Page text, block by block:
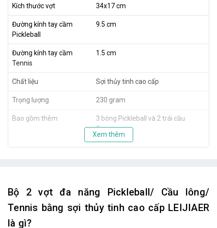
Kích thước vợt 34x17 cm
Đường kính tay cầm
Pickleball
9.5 cm
Đường kính tay cầm
Tennis
1.5 cm
Chất liệu Sợi thủy tinh cao cấp
Trọng lượng 230 gram
Bao gồm thêm
3 bóng Pickleball và 2 trái cầu
Tennis
Xem thêm
Bộ 2 vợt đa năng Pickleball/ Cầu lông/
Tennis bằng sợi thủy tinh cao cấp LEIJIAER
là gì?